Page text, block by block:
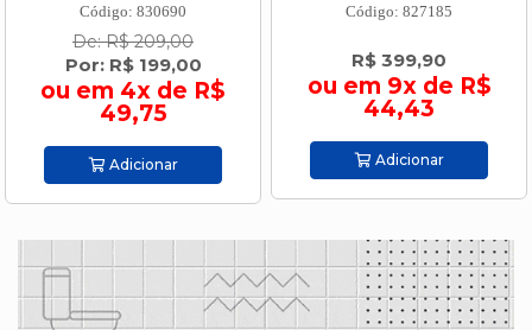
Código: 830690
De: R$ 209,00
Por: R$ 199,00
ou em 4x de R$
49,75
Adicionar
Código: 827185
R$ 399,90
ou em 9x de R$
44,43
Adicionar